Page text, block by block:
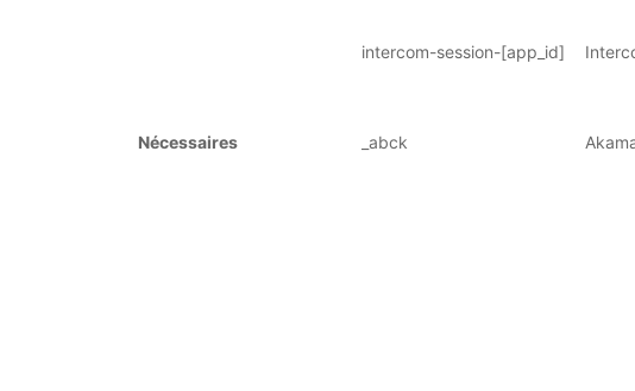
intercom-session-[app_id]
Nécessaires _abck